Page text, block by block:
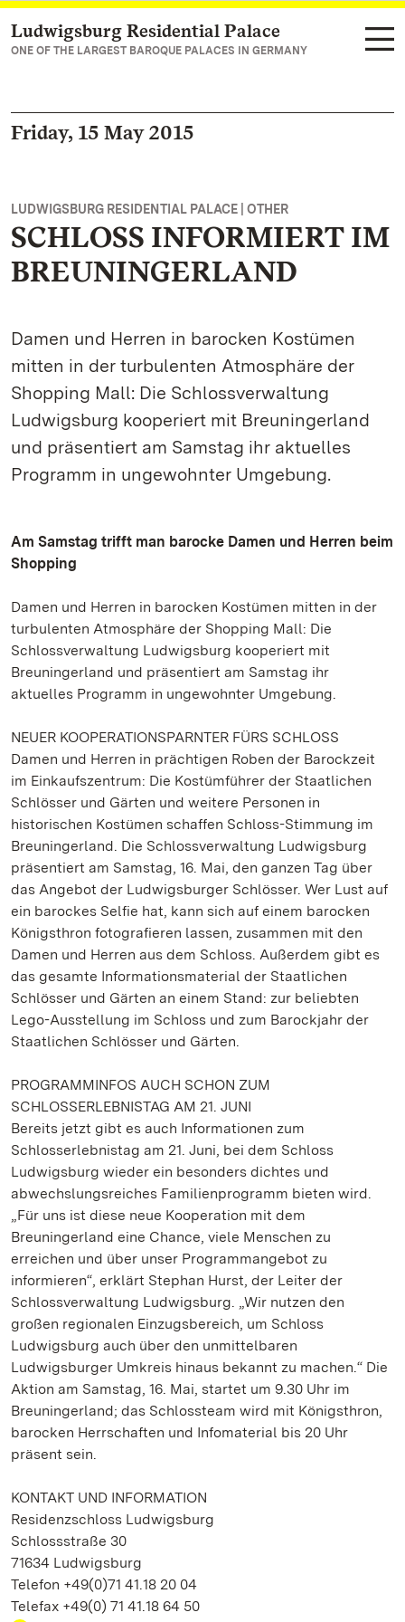
Navigate to main page
Ludwigsburg Residential Palace
ONE OF THE LARGEST BAROQUE PALACES IN GERMANY
Friday, 15 May 2015
LUDWIGSBURG RESIDENTIAL PALACE | OTHER
SCHLOSS INFORMIERT IM
BREUNINGERLAND
Damen und Herren in barocken Kostümen
mitten in der turbulenten Atmosphäre der
Shopping Mall: Die Schlossverwaltung
Ludwigsburg kooperiert mit Breuningerland
und präsentiert am Samstag ihr aktuelles
Programm in ungewohnter Umgebung.
Am Samstag trifft man barocke Damen und Herren beim
Shopping
Damen und Herren in barocken Kostümen mitten in der
turbulenten Atmosphäre der Shopping Mall: Die
Schlossverwaltung Ludwigsburg kooperiert mit
Breuningerland und präsentiert am Samstag ihr
aktuelles Programm in ungewohnter Umgebung.
NEUER KOOPERATIONSPARNTER FÜRS SCHLOSS
Damen und Herren in prächtigen Roben der Barockzeit
im Einkaufszentrum: Die Kostümführer der Staatlichen
Schlösser und Gärten und weitere Personen in
historischen Kostümen schaffen Schloss-Stimmung im
Breuningerland. Die Schlossverwaltung Ludwigsburg
präsentiert am Samstag, 16. Mai, den ganzen Tag über
das Angebot der Ludwigsburger Schlösser. Wer Lust auf
ein barockes Selfie hat, kann sich auf einem barocken
Königsthron fotografieren lassen, zusammen mit den
Damen und Herren aus dem Schloss. Außerdem gibt es
das gesamte Informationsmaterial der Staatlichen
Schlösser und Gärten an einem Stand: zur beliebten
Lego-Ausstellung im Schloss und zum Barockjahr der
Staatlichen Schlösser und Gärten.
PROGRAMMINFOS AUCH SCHON ZUM
SCHLOSSERLEBNISTAG AM 21. JUNI
Bereits jetzt gibt es auch Informationen zum
Schlosserlebnistag am 21. Juni, bei dem Schloss
Ludwigsburg wieder ein besonders dichtes und
abwechslungsreiches Familienprogramm bieten wird.
„Für uns ist diese neue Kooperation mit dem
Breuningerland eine Chance, viele Menschen zu
erreichen und über unser Programmangebot zu
informieren“, erklärt Stephan Hurst, der Leiter der
Schlossverwaltung Ludwigsburg. „Wir nutzen den
großen regionalen Einzugsbereich, um Schloss
Ludwigsburg auch über den unmittelbaren
Ludwigsburger Umkreis hinaus bekannt zu machen.“ Die
Aktion am Samstag, 16. Mai, startet um 9.30 Uhr im
Breuningerland; das Schlossteam wird mit Königsthron,
barocken Herrschaften und Infomaterial bis 20 Uhr
präsent sein.
KONTAKT UND INFORMATION
Residenzschloss Ludwigsburg
Schlossstraße 30
71634 Ludwigsburg
Telefon +49(0)71 41.18 20 04
Telefax +49(0) 71 41.18 64 50